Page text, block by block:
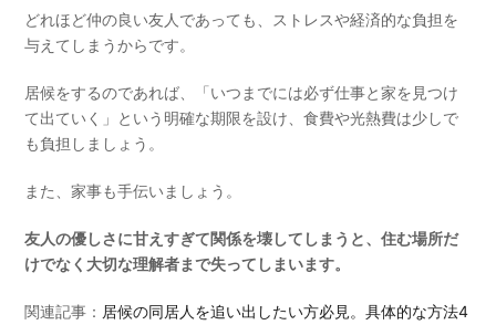
どれほど仲の良い友人であっても、ストレスや経済的な負担を
与えてしまうからです。
居候をするのであれば、「いつまでには必ず仕事と家を見つけ
て出ていく」という明確な期限を設け、食費や光熱費は少しで
も負担しましょう。
また、家事も手伝いましょう。
友人の優しさに甘えすぎて関係を壊してしまうと、住む場所だ
けでなく大切な理解者まで失ってしまいます。
関連記事： 居候の同居人を追い出したい方必見。具体的な方法4